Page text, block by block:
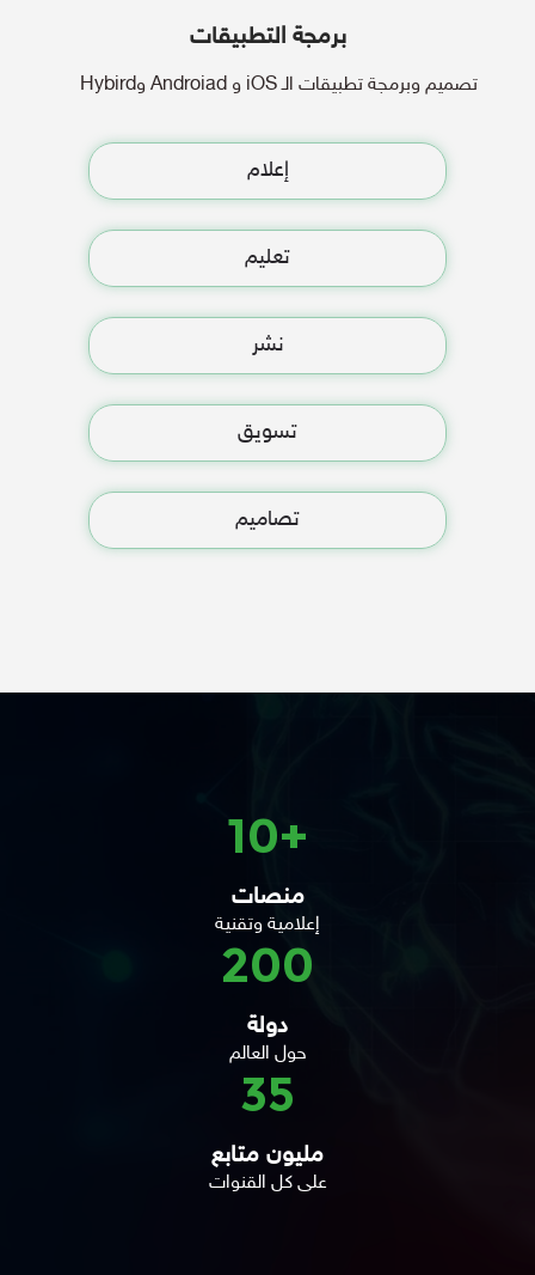
برمجة التطبيقات
تصميم وبرمجة تطبيقات الـ iOS و Androiad وHybird
إعلام
تعليم
نشر
تسويق
تصاميم
+10
منصات
إعلامية وتقنية
200
دولة
حول العالم
35
مليون متابع
على كل القنوات